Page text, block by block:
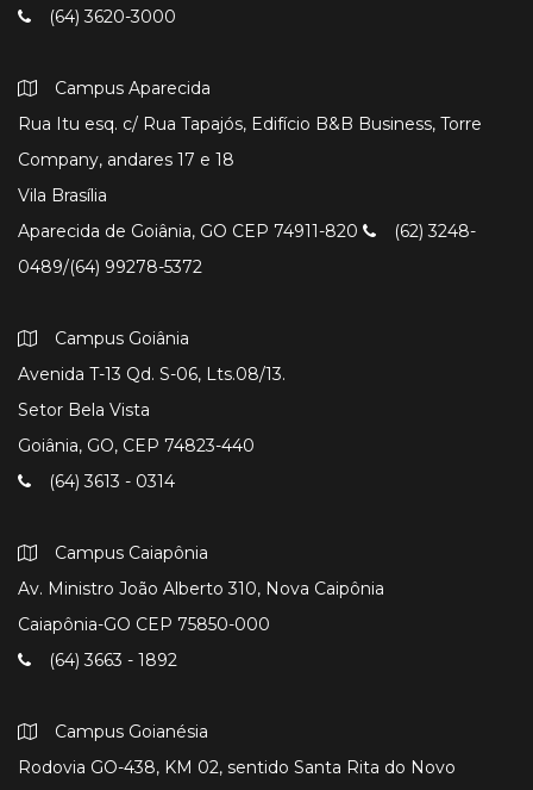
(64) 3620-3000
Campus Aparecida
Rua Itu esq. c/ Rua Tapajós, Edifício B&B Business, Torre
Company, andares 17 e 18
Vila Brasília
Aparecida de Goiânia, GO CEP 74911-820
(62) 3248-
0489/(64) 99278-5372
Campus Goiânia
Avenida T-13 Qd. S-06, Lts.08/13.
Setor Bela Vista
Goiânia, GO, CEP 74823-440
(64) 3613 - 0314
Campus Caiapônia
Av. Ministro João Alberto 310, Nova Caipônia
Caiapônia-GO CEP 75850-000
(64) 3663 - 1892
Campus Goianésia
Rodovia GO-438, KM 02, sentido Santa Rita do Novo